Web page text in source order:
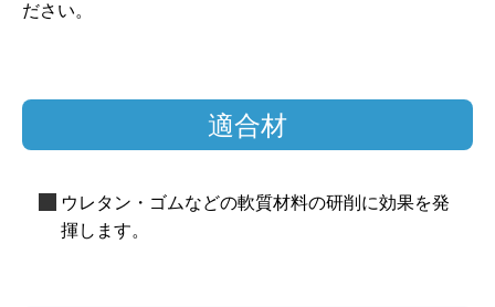
ださい。
適合材
ウレタン・ゴムなどの軟質材料の研削に効果を発
揮します。